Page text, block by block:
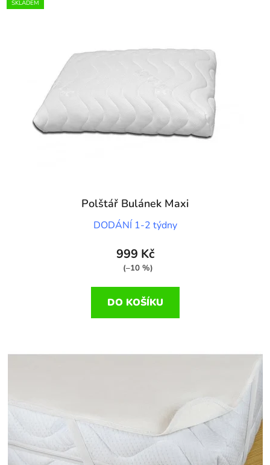
SKLADEM
Polštář Bulánek Maxi
DODÁNÍ 1-2 týdny
999 Kč
(–10 %)
DO KOŠÍKU